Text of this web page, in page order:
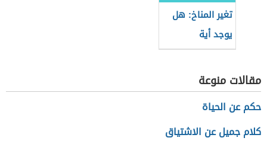
تغير المناخ: هل
يوجد أية
إيجابيات؟
مقالات منوعة
حكم عن الحياة
كلام جميل عن الاشتياق